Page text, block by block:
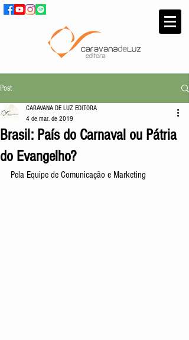
Post
Brasil: País do Carnaval ou Pátria
do Evangelho?
CARAVANA DE LUZ EDITORA
4 de mar. de 2019
Pela Equipe de Comunicação e Marketing